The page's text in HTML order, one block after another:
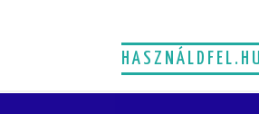
HASZNÁLDFEL.HU